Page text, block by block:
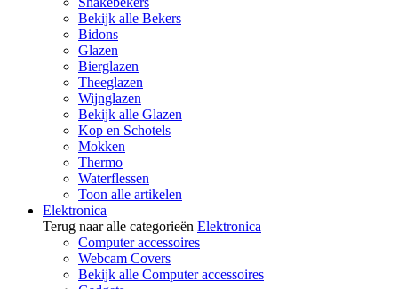
Bekijk alle Bekers
Bidons
Glazen
Bierglazen
Theeglazen
Wijnglazen
Bekijk alle Glazen
Kop en Schotels
Mokken
Thermo
Waterflessen
Toon alle artikelen
Elektronica
Terug naar alle categorieën Elektronica
Computer accessoires
Webcam Covers
Bekijk alle Computer accessoires